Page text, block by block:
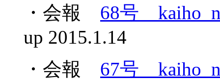
・会報 68号
up 2015.1.14
・会報 67号